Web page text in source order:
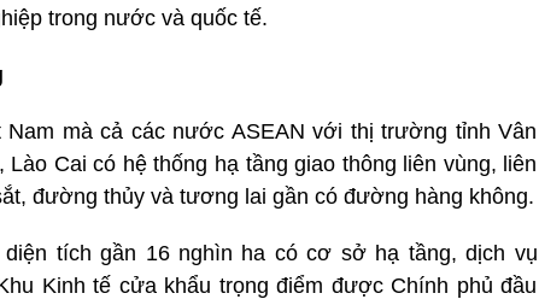
trong nước và quốc tế.
mà cả các nước ASEAN với thị trường tỉnh Vân
Cai có hệ thống hạ tầng giao thông liên vùng, liên
đường thủy và tương lai gần có đường hàng không.
tích gần 16 nghìn ha có cơ sở hạ tầng, dịch vụ
Kinh tế cửa khẩu trọng điểm được Chính phủ đầu